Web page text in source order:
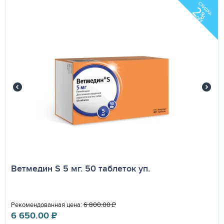
СКИДКА
2%
OFF
Ветмедин S 5 мг. 50 таблеток уп.
Рекомендованная цена: 6 800.00₽
6 650.00₽